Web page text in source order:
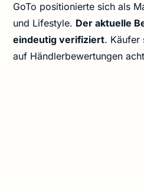
GoTo positionierte sich als
und Lifestyle. Der aktuelle
eindeutig verifiziert. Käufer
auf Händlerbewertungen